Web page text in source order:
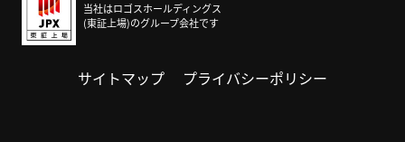
当社はロゴスホールディングス
(東証上場)のグループ会社です
サイトマップ プライバシーポリシー